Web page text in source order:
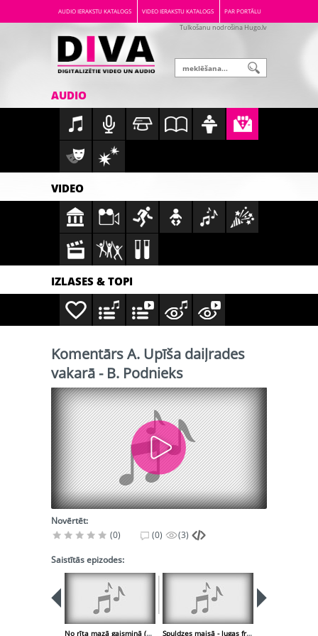
AUDIO IERAKSTU KATALOGS VIDEO IERAKSTU KATALOGS PAR PORTĀLU
Tulkošanu nodrošina Hugo.lv
AUDIO
VIDEO
IZLASES & TOPI
Komentārs A. Upīša daiļrades
vakarā - B. Podnieks
Novērtēt:
(0)
(0) (3)
Saistītās epizodes:
No rīta mazā gaismiņā (E. Bramberga) Spuldzes maisā - lugas fragments (J. Osis, O. Lejaskalne, Z. Grīsle, K. Sebris)